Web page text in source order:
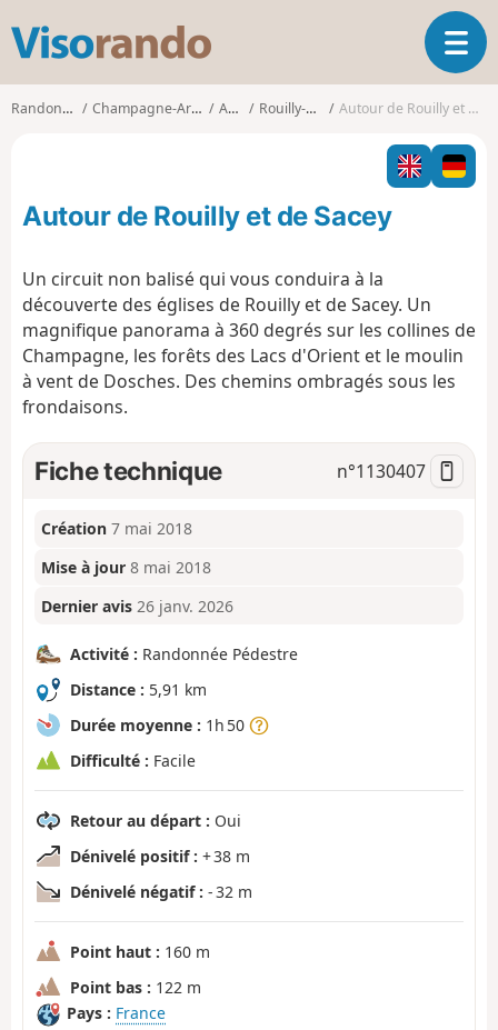
s
o
o
O
u
v
i
r
l
g
a
n
Randonnées Champagne-Ardenne Aube Rouilly-Sacey Autour de Rouilly et de Sacey
Autour de Rouilly et de Sacey
Un circuit non balisé qui vous conduira à la
découverte des églises de Rouilly et de Sacey. Un
magnifique panorama à 360 degrés sur les collines de
Champagne, les forêts des Lacs d'Orient et le moulin
à vent de Dosches. Des chemins ombragés sous les
frondaisons.
Fiche technique n°1130407
Création 7 mai 2018
Mise à jour 8 mai 2018
Dernier avis 26 janv. 2026
Activité : Randonnée Pédestre
Distance : 5,91 km
Durée moyenne : 1h 50
Difficulté : Facile
Retour au départ : Oui
Dénivelé positif : + 38 m
Dénivelé négatif : - 32 m
Point haut : 160 m
Point bas : 122 m
Pays : France